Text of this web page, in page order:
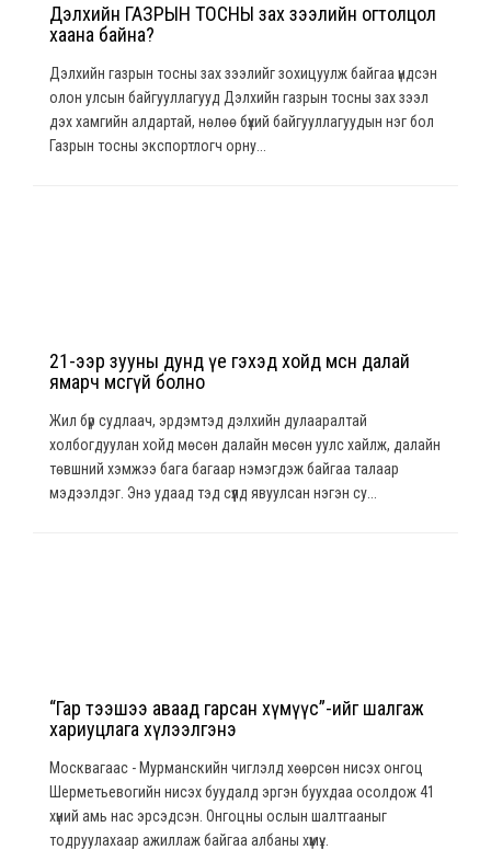
Дэлхийн ГАЗРЫН ТОСНЫ зах зээлийн огтолцол
хаана байна?
Дэлхийн газрын тосны зах зээлийг зохицуулж байгаа үндсэн
олон улсын байгууллагууд Дэлхийн газрын тосны зах зээл
дэх хамгийн алдартай, нөлөө бүхий байгууллагуудын нэг бол
Газрын тосны экспортлогч орну...
21-ээр зууны дунд үе гэхэд хойд мөсөн далай
ямарч мөсгүй болно
Жил бүр судлаач, эрдэмтэд дэлхийн дулааралтай
холбогдуулан хойд мөсөн далайн мөсөн уулс хайлж, далайн
төвшний хэмжээ бага багаар нэмэгдэж байгаа талаар
мэдээлдэг. Энэ удаад тэд сүүлд явуулсан нэгэн су...
“Гар тээшээ аваад гарсан хүмүүс”-ийг шалгаж
хариуцлага хүлээлгэнэ
Москвагаас - Мурманскийн чиглэлд хөөрсөн нисэх онгоц
Шерметьевогийн нисэх буудалд эргэн буухдаа осолдож 41
хүний амь нас эрсэдсэн. Онгоцны ослын шалтгааныг
тодруулахаар ажиллаж байгаа албаны хүмүү...